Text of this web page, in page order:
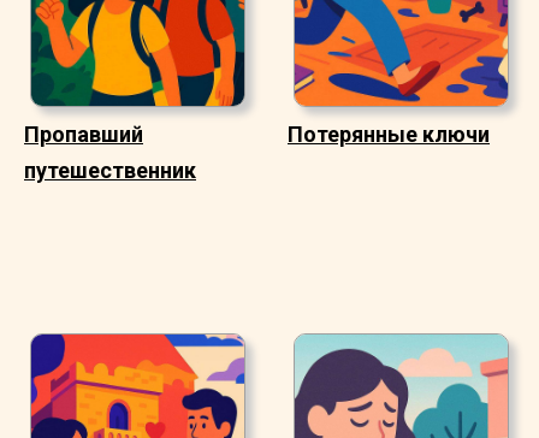
Пропавший
путешественник
Потерянные ключи